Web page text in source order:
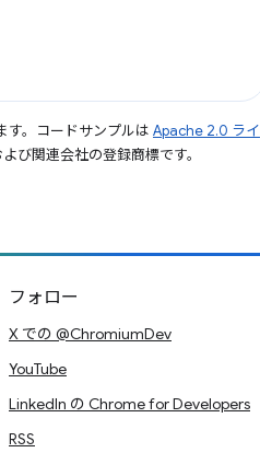
す。コードサンプルは Apache 2.0 ライ
び関連会社の登録商標です。
フォロー
X での @ChromiumDev
YouTube
LinkedIn の Chrome for Developers
RSS